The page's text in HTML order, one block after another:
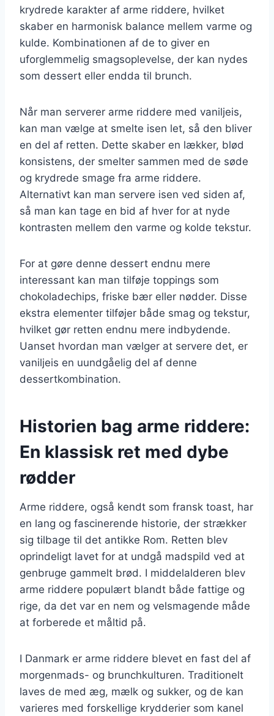
krydrede karakter af arme riddere, hvilket
skaber en harmonisk balance mellem varme og
kulde. Kombinationen af de to giver en
uforglemmelig smagsoplevelse, der kan nydes
som dessert eller endda til brunch.
Når man serverer arme riddere med vaniljeis,
kan man vælge at smelte isen let, så den bliver
en del af retten. Dette skaber en lækker, blød
konsistens, der smelter sammen med de søde
og krydrede smage fra arme riddere.
Alternativt kan man servere isen ved siden af,
så man kan tage en bid af hver for at nyde
kontrasten mellem den varme og kolde tekstur.
For at gøre denne dessert endnu mere
interessant kan man tilføje toppings som
chokoladechips, friske bær eller nødder. Disse
ekstra elementer tilføjer både smag og tekstur,
hvilket gør retten endnu mere indbydende.
Uanset hvordan man vælger at servere det, er
vaniljeis en uundgåelig del af denne
dessertkombination.
Historien bag arme riddere:
En klassisk ret med dybe
rødder
Arme riddere, også kendt som fransk toast, har
en lang og fascinerende historie, der strækker
sig tilbage til det antikke Rom. Retten blev
oprindeligt lavet for at undgå madspild ved at
genbruge gammelt brød. I middelalderen blev
arme riddere populært blandt både fattige og
rige, da det var en nem og velsmagende måde
at forberede et måltid på.
I Danmark er arme riddere blevet en fast del af
morgenmads- og brunchkulturen. Traditionelt
laves de med æg, mælk og sukker, og de kan
varieres med forskellige krydderier som kanel